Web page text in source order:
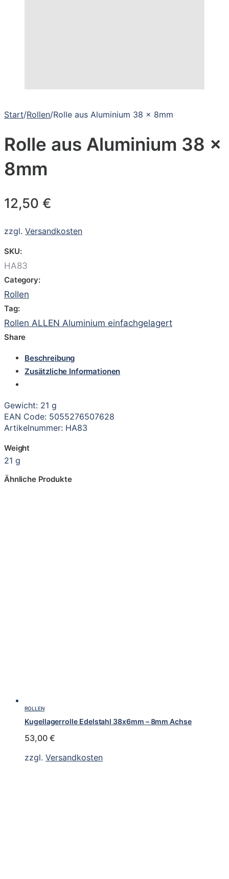
Start/Rollen/Rolle aus Aluminium 38 x 8mm
Rolle aus Aluminium 38 x
8mm
12,50 €
zzgl. Versandkosten
SKU:
HA83
Category:
Rollen
Tag:
Rollen ALLEN Aluminium einfachgelagert
Share
Beschreibung
Zusätzliche Informationen
Gewicht: 21 g
EAN Code: 5055276507628
Artikelnummer: HA83
Weight
21 g
Ähnliche Produkte
ROLLEN
Kugellagerrolle Edelstahl 38x6mm – 8mm Achse
53,00 €
zzgl. Versandkosten